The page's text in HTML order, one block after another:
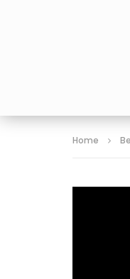
Home